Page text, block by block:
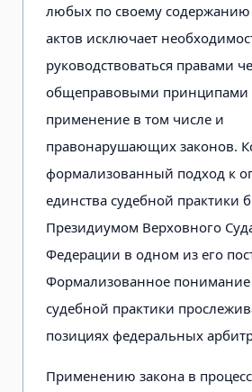
любых по своему
актов исключает
руководствоваться правами
общеправовыми принципами
применение в том числе и
правонарушающих законов.
формализованный подход к
единства судебной практики
Президиумом Верховного
Федерации в одном из его
Формализованное понимание
судебной практики
позициях федеральных
Применению закона в